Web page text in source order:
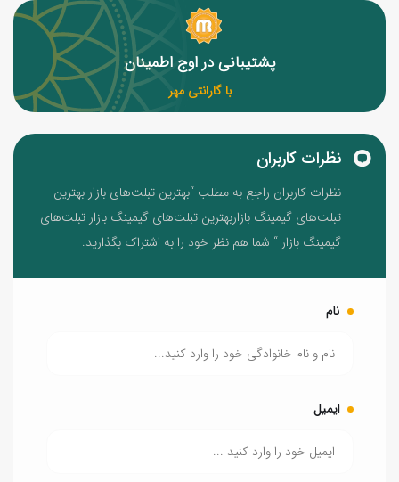
پشتیبانی در اوج اطمینان
با گارانتی مهر
نظرات کاربران
نظرات کاربران راجع به مطلب “بهترین تبلت‌های بازار بهترین
تبلت‌های گیمینگ بازاربهترین تبلت‌های گیمینگ بازار تبلت‌های
گیمینگ بازار “ شما هم نظر خود را به اشتراک بگذارید.
نام
ایمیل